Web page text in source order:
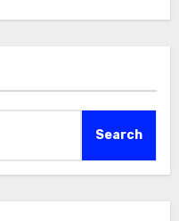
Search